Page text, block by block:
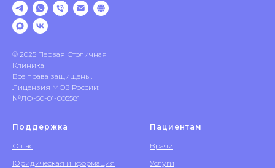
© 2025 Первая Столичная
Клиника
Все права защищены.
Лицензия МОЗ России:
№ЛО-50-01-005581
Поддержка
О нас
Юридическая информация
Пациентам
Врачи
Услуги